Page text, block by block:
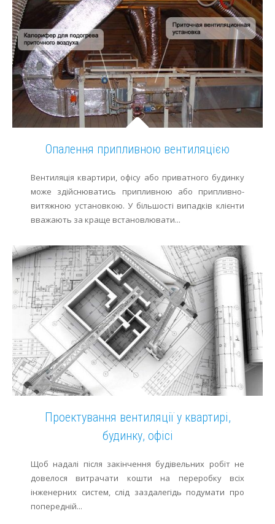
Опалення припливною вентиляцією
Вентиляція квартири, офісу або приватного будинку
може здійснюватись припливною або припливно-
витяжною установкою. У більшості випадків клієнти
вважають за краще встановлювати...
Проектування вентиляції у квартирі,
будинку, офісі
Щоб надалі після закінчення будівельних робіт не
довелося витрачати кошти на переробку всіх
інженерних систем, слід заздалегідь подумати про
попередній...